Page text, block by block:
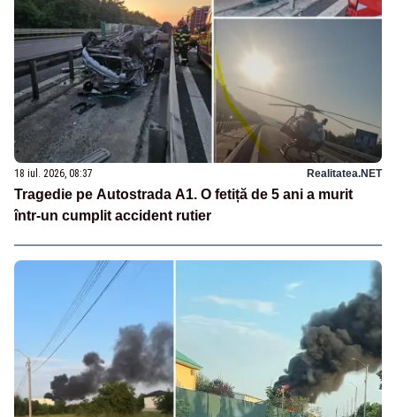
18 iul. 2026, 08:37 Realitatea.NET
Tragedie pe Autostrada A1. O fetiță de 5 ani a murit
într-un cumplit accident rutier